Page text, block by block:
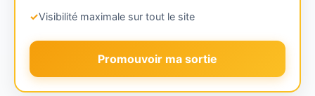
✓Visibilité maximale sur tout le site
Promouvoir ma sortie